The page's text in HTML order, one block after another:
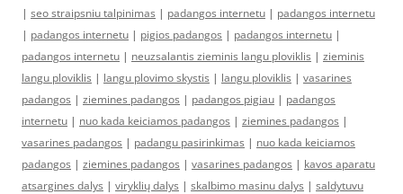
| seo straipsniu talpinimas | padangos internetu | padangos internetu
| padangos internetu | pigios padangos | padangos internetu |
padangos internetu | neuzsalantis zieminis langu ploviklis | zieminis
langu ploviklis | langu plovimo skystis | langu ploviklis | vasarines
padangos | ziemines padangos | padangos pigiau | padangos
internetu | nuo kada keiciamos padangos | ziemines padangos |
vasarines padangos | padangu pasirinkimas | nuo kada keiciamos
padangos | ziemines padangos | vasarines padangos | kavos aparatu
atsargines dalys | viryklių dalys | skalbimo masinu dalys | saldytuvu